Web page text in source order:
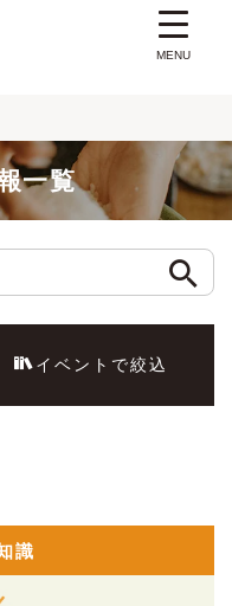
一覧
イベントで絞込
識
MENU